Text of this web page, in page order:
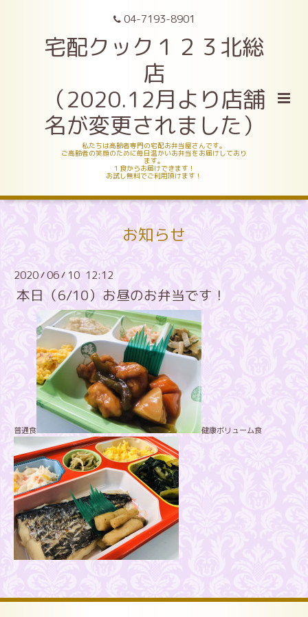
04-7193-8901
宅配クック１２３北総
店
（2020.12月より店舗
名が変更されました）
私たちは高齢者専門の宅配お弁当屋さんです。
ご高齢者の笑顔のために毎日温かいお弁当をお届けしており
ます。
１食からお届けできます！
お試し無料でご利用頂けます！
お知らせ
2020/06/ 10 12:12
本日（6/10）お昼のお弁当です！
普通食 健康ボリューム食